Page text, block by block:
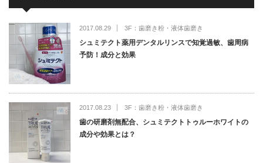
2017.08.29 3F：歯磨き粉・液体歯磨き
シュミテクト薬用デンタルリンスで知覚過敏、歯周病
予防！成分と効果
2017.08.23 3F：歯磨き粉・液体歯磨き
歯の研磨剤無配合、シュミテクトトゥルーホワイトの
成分や効果とは？